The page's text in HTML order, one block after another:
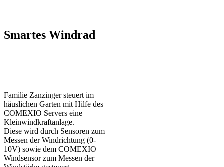
Smartes Windrad
Familie Zanzinger steuert im
häuslichen Garten mit Hilfe des
COMEXIO Servers eine
Kleinwindkraftanlage.
Diese wird durch Sensoren zum
Messen der Windrichtung (0-
10V) sowie dem COMEXIO
Windsensor zum Messen der